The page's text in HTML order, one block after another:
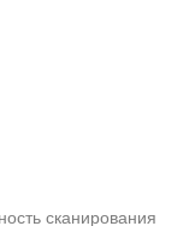
сканирования